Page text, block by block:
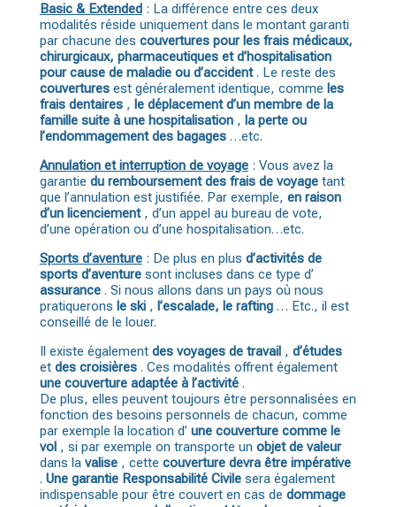
Basic & Extended : La différence entre ces deux
modalités réside uniquement dans le montant garanti
par chacune des couvertures pour les frais médicaux,
chirurgicaux, pharmaceutiques et d’hospitalisation
pour cause de maladie ou d’accident. Le reste des
couverturesest généralement identique, comme les
frais dentaires, le déplacement d’un membre de la
famille suite à une hospitalisation, la perte ou
l’endommagement des bagages…etc.
Annulation et interruption de voyage: Vous avez la
garantie du remboursement des frais de voyagetant
que l’annulation est justifiée. Par exemple, en raison
d’un licenciement, d’un appel au bureau de vote,
d’une opération ou d’une hospitalisation…etc.
Sports d’aventure: De plus en plus d’activités de
sports d’aventuresont incluses dans ce type d’
assurance. Si nous allons dans un pays où nous
pratiquerons le ski, l’escalade, le rafting… Etc., il est
conseillé de le louer.
Il existe également des voyages de travail , d’études
et des croisières. Ces modalités offrent également
une couverture adaptée à l’activité.
De plus, elles peuvent toujours être personnalisées en
fonction des besoins personnels de chacun, comme
par exemple la location d’ une couverture comme le
vol , si par exemple on transporte un objet de valeur
dans la valise, cette couverture devra être impérative
. Une garantie Responsabilité Civilesera également
indispensable pour être couvert en cas de dommage